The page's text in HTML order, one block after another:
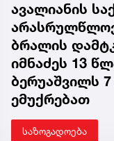
ავალიანის
ბრალის
იმნაძეს 13
ბერუაშვილს
ემუქრებათ
საზოგადოება